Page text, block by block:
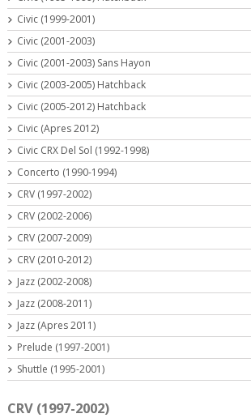
CRV (1997-2002)
Civic (1999-2001)
Civic (2001-2003)
Civic (2001-2003) Sans Hayon
Civic (2003-2005) Hatchback
Civic (2005-2012) Hatchback
Civic (Apres 2012)
Civic CRX Del Sol (1992-1998)
Concerto (1990-1994)
CRV (1997-2002)
CRV (2002-2006)
CRV (2007-2009)
CRV (2010-2012)
Jazz (2002-2008)
Jazz (2008-2011)
Jazz (Apres 2011)
Prelude (1997-2001)
Shuttle (1995-2001)